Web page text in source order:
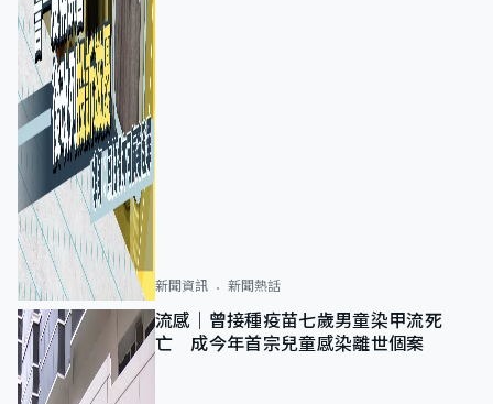
新聞資訊 新聞熱話
流感｜曾接種疫苗七歲男童染甲流死
亡 成今年首宗兒童感染離世個案